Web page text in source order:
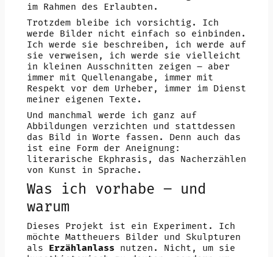
im Rahmen des Erlaubten.
Trotzdem bleibe ich vorsichtig. Ich
werde Bilder nicht einfach so einbinden.
Ich werde sie beschreiben, ich werde auf
sie verweisen, ich werde sie vielleicht
in kleinen Ausschnitten zeigen – aber
immer mit Quellenangabe, immer mit
Respekt vor dem Urheber, immer im Dienst
meiner eigenen Texte.
Und manchmal werde ich ganz auf
Abbildungen verzichten und stattdessen
das Bild in Worte fassen. Denn auch das
ist eine Form der Aneignung:
literarische Ekphrasis, das Nacherzählen
von Kunst in Sprache.
Was ich vorhabe – und
warum
Dieses Projekt ist ein Experiment. Ich
möchte Mattheuers Bilder und Skulpturen
als Erzählanlass nutzen. Nicht, um sie